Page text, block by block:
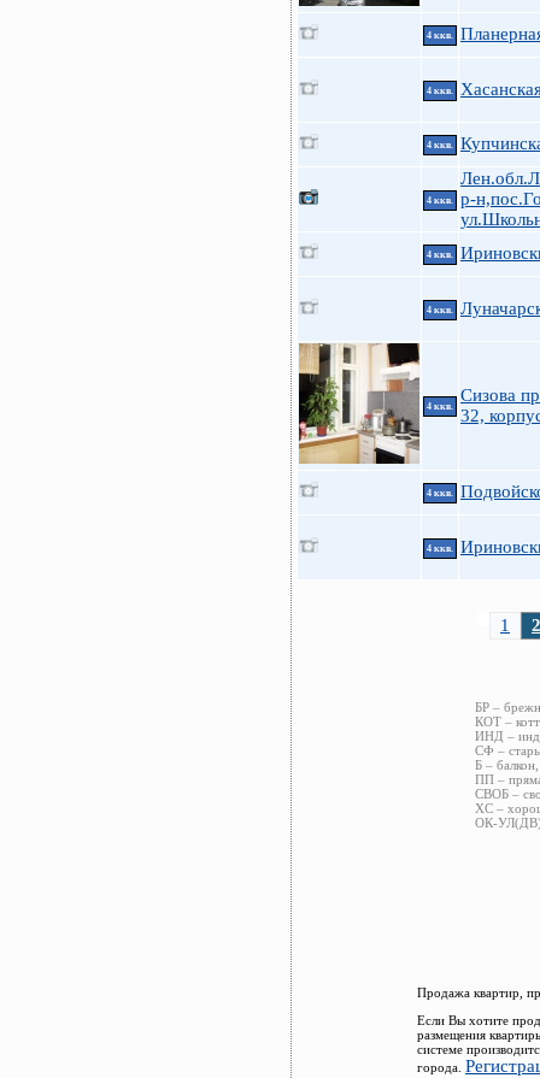
4 ккв.
4 ккв.
4 ккв.
4 ккв.
р-
4 ккв.
4 ккв.
4 ккв.
Сизова
32,
4 ккв.
4 ккв.
1 2
БР –
КОТ –
ИНД –
СФ –
Б –
ПП –
СВОБ –
ХС –
ОК-УЛ(ДВ)
Продажа квартир,
Если Вы хотите
размещения
системе
города.